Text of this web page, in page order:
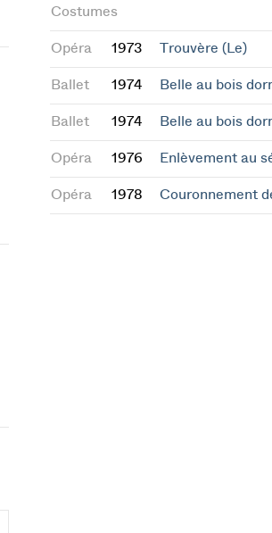
Costumes
Opéra 1973 Trouvère (Le)
Ballet 1974 Belle au bois
Ballet 1974 Belle au bois
Opéra 1976 Enlèvement au
Opéra 1978 Couronnement